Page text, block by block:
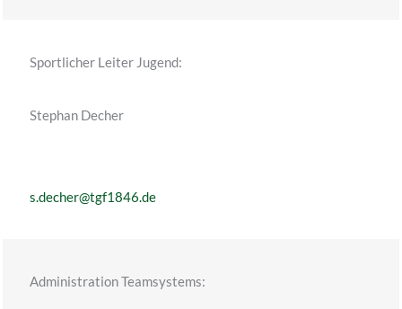
Sportlicher Leiter Jugend:
Stephan Decher
s.decher@tgf1846.de
Administration Teamsystems: